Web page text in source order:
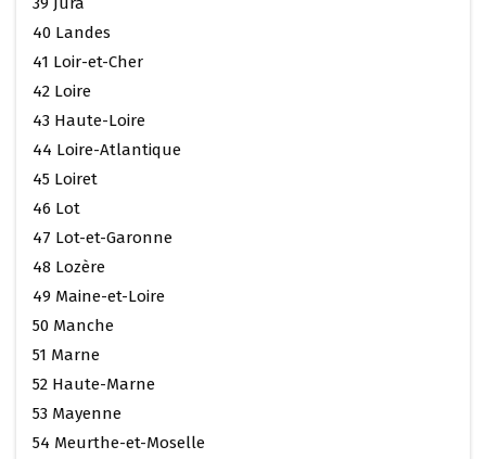
40 Landes
41 Loir-et-Cher
42 Loire
43 Haute-Loire
44 Loire-Atlantique
45 Loiret
46 Lot
47 Lot-et-Garonne
48 Lozère
49 Maine-et-Loire
50 Manche
51 Marne
52 Haute-Marne
53 Mayenne
54 Meurthe-et-Moselle